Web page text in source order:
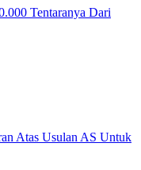
Tentaranya Dari
Atas Usulan AS Untuk